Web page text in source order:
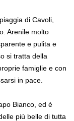
di Cavoli,
Arenile molto
e pulita e
si tratta della
famiglie e con
in pace.
Bianco, ed è
più belle di tutta